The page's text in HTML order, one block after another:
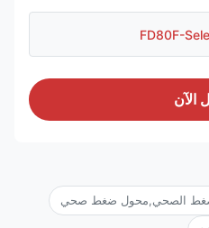
ضغط صحي